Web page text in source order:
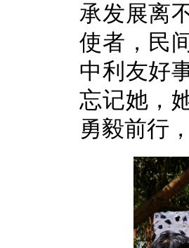
承发展离
使者，民
中利友好
忘记她，
勇毅前行